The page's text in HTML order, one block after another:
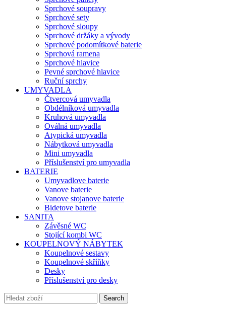
Sprchové soupravy
Sprchové sety
Sprchové sloupy
Sprchové držáky a vývody
Sprchové podomítkové baterie
Sprchová ramena
Sprchové hlavice
Pevné sprchové hlavice
Ruční sprchy
UMYVADLA
Čtvercová umyvadla
Obdélníková umyvadla
Kruhová umyvadla
Oválná umyvadla
Atypická umyvadla
Nábytková umyvadla
Mini umyvadla
Příslušenství pro umyvadla
BATERIE
Umyvadlove baterie
Vanove baterie
Vanove stojanove baterie
Bidetove baterie
SANITA
Závěsné WC
Stojící kombi WC
KOUPELNOVÝ NÁBYTEK
Koupelnové sestavy
Koupelnové skříňky
Desky
Příslušenství pro desky
Search